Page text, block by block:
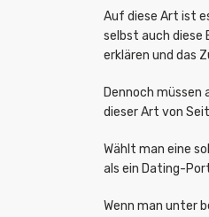
Auf diese Art ist
selbst auch diese
erklären und das
Dennoch
dieser Art von
Wählt man eine
als ein Dating-
Wenn man unter